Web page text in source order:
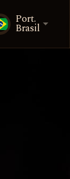
Port.
Brasil